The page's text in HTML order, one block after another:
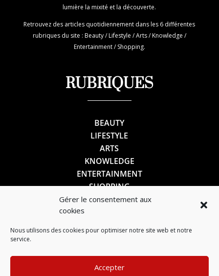
Gérer le consentement aux
cookies
Nous utilisons des cookies pour optimiser notre site web et notre
service.
Accepter
lumière la mixité et la découverte.
Retrouvez des articles quotidiennement dans les 6 différentes
rubriques du site : Beauty / Lifestyle / Arts / Knowledge /
Entertainment / Shopping.
RUBRIQUES
BEAUTY
LIFESTYLE
ARTS
KNOWLEDGE
ENTERTAINMENT
SHOPPING
SUIVEZ-NOUS